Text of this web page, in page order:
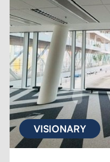
VISIONARY